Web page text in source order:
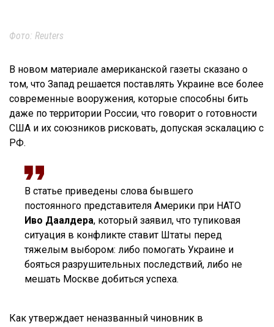
Фото: Reuters
В новом материале американской газеты сказано о
том, что Запад решается поставлять Украине все более
современные вооружения, которые способны бить
даже по территории России, что говорит о готовности
США и их союзников рисковать, допуская эскалацию с
РФ.
В статье приведены слова бывшего
постоянного представителя Америки при НАТО
Иво Даалдера, который заявил, что тупиковая
ситуация в конфликте ставит Штаты перед
тяжелым выбором: либо помогать Украине и
бояться разрушительных последствий, либо не
мешать Москве добиться успеха.
Как утверждает неназванный чиновник в